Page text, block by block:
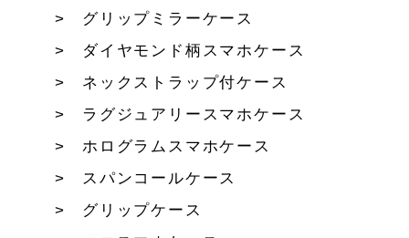
グリップミラーケース
ダイヤモンド柄スマホケース
ネックストラップ付ケース
ラグジュアリースマホケース
ホログラムスマホケース
スパンコールケース
グリップケース